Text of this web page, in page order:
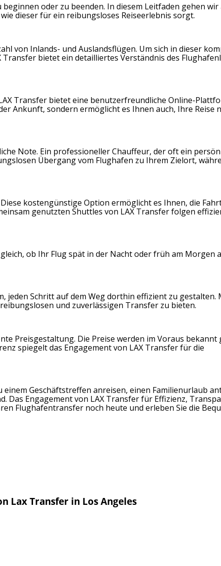
oder zu beenden. In diesem Leitfaden gehen wir
dieser für ein reibungsloses Reiseerlebnis sorgt.
von Inlands- und Auslandsflügen. Um sich in dieser
bietet ein detailliertes Verständnis des
Transfer bietet eine benutzerfreundliche Online-
Ankunft, sondern ermöglicht es Ihnen auch, Ihre Reise
Note. Ein professioneller Chauffeur, der oft ein
Übergang vom Flughafen zu Ihrem Zielort,
kostengünstige Option ermöglicht es Ihnen, die
genutzten Shuttles von LAX Transfer folgen
ob Ihr Flug spät in der Nacht oder früh am Morgen
jeden Schritt auf dem Weg dorthin effizient zu gestalten.
und zuverlässigen Transfer zu bieten.
Preisgestaltung. Die Preise werden im Voraus bekannt
spiegelt das Engagement von LAX Transfer für die
Geschäftstreffen anreisen, einen Familienurlaub
Das Engagement von LAX Transfer für Effizienz,
Flughafentransfer noch heute und erleben Sie die
Lax Transfer in Los Angeles